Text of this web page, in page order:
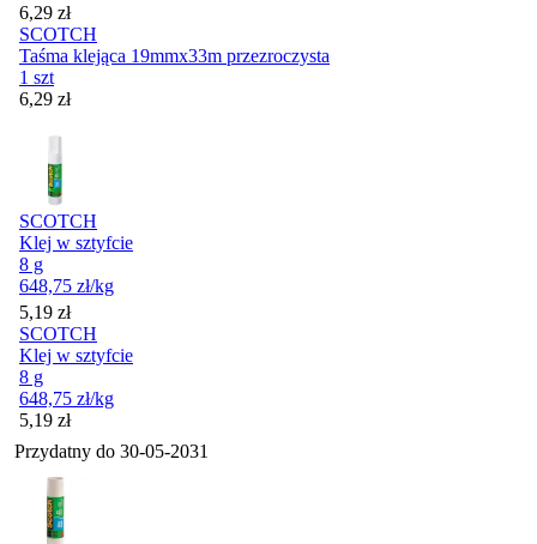
Cena
6,29 zł
SCOTCH
Taśma klejąca 19mmx33m przezroczysta
1 szt
Cena
6,29 zł
SCOTCH
Klej w sztyfcie
8 g
648,75 zł/kg
Cena
5,19 zł
SCOTCH
Klej w sztyfcie
8 g
648,75 zł/kg
Cena
5,19 zł
Przydatny do 30-05-2031